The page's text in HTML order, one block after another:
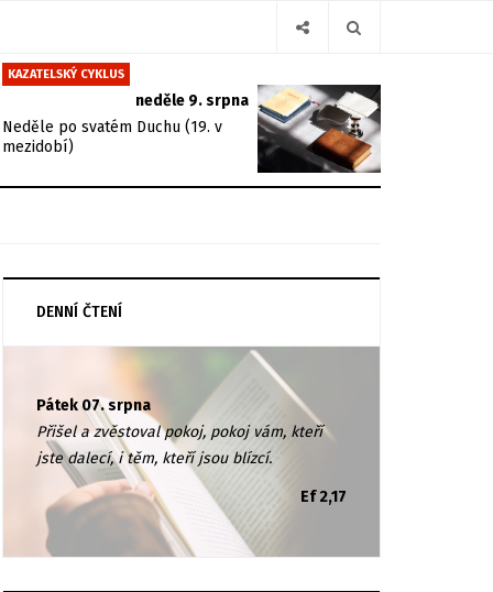
KAZATELSKÝ CYKLUS
neděle 9. srpna
Neděle po svatém Duchu (19. v
mezidobí)
DENNÍ ČTENÍ
Pátek 07. srpna
Přišel a zvěstoval pokoj, pokoj vám, kteří
jste dalecí, i těm, kteří jsou blízcí.
Ef 2,17